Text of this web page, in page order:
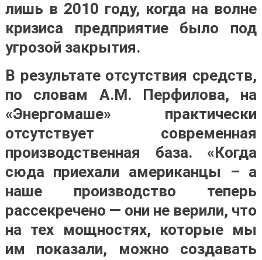
лишь в 2010 году, когда на волне
кризиса предприятие было под
угрозой закрытия.
В результате отсутствия средств,
по словам А.М. Перфилова, на
«Энергомаше» практически
отсутствует современная
производственная база. «Когда
сюда приехали американцы – а
наше производство теперь
рассекречено — они не верили, что
на тех мощностях, которые мы
им показали, можно создавать